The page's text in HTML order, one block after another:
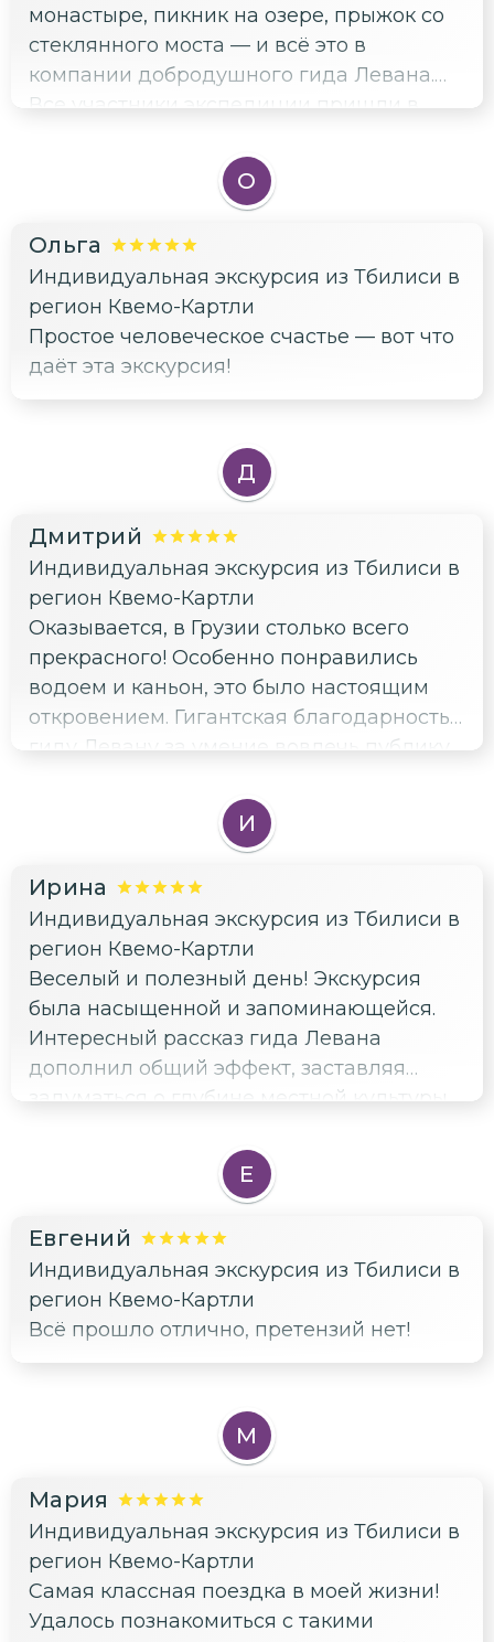
Телави и Сигнахи , много рассказал нам
о бытовой жизни в Кахетии. Конечно
жаль , что мы не продегустировали вина,
Прекрасная гостеприимная хозяйка
частного дома угостила нас вкусным
целом мы провели прекрасный день на
экскурсии от Левана. И даже с цветами
нам преподнесенными. Спасибо!
монастыре, пикник на озере, прыжок со
стеклянного моста — и всё это в
компании добродушного гида Левана.
Все участники экспедиции пришли в
рекомендовать подобное развлечение
друзьям и родственникам.
О
Ольга
Индивидуальная экскурсия из Тбилиси в
регион Квемо-Картли
Простое человеческое счастье — вот что
даёт эта экскурсия!
Д
Дмитрий
Индивидуальная экскурсия из Тбилиси в
регион Квемо-Картли
Оказывается, в Грузии столько всего
прекрасного! Особенно понравились
водоем и каньон, это было настоящим
откровением. Гигантская благодарность
гиду Левану за умение вовлечь публику
И
Ирина
Индивидуальная экскурсия из Тбилиси в
регион Квемо-Картли
Веселый и полезный день! Экскурсия
была насыщенной и запоминающейся.
Интересный рассказ гида Левана
дополнил общий эффект, заставляя
задуматься о глубине местной культуры
Е
Евгений
Индивидуальная экскурсия из Тбилиси в
регион Квемо-Картли
Всё прошло отлично, претензий нет!
М
Мария
Индивидуальная экскурсия из Тбилиси в
регион Квемо-Картли
Самая классная поездка в моей жизни!
Удалось познакомиться с такими